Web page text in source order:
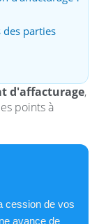
parties
d'affacturage,
points à
cession de vos
avance de